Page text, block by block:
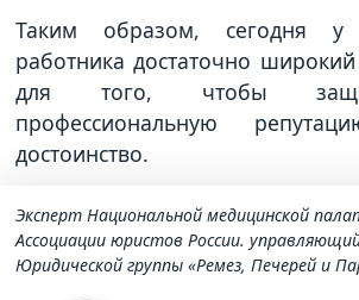
Таким образом, сегодня у
работника достаточно
для того, чтобы
профессиональную
достоинство.
Эксперт Национальной медицинской
Ассоциации юристов России.
Юридической группы «Ремез, Печерей и